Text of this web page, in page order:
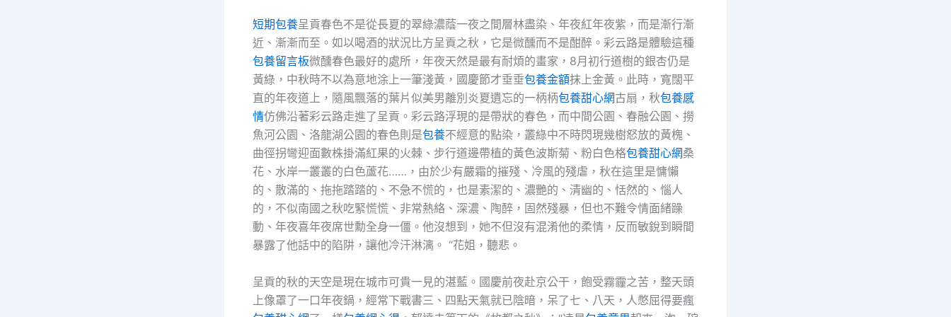
短期包養呈貢春色不是從長夏的翠綠濃蔭一夜之間層林盡染、年夜紅年夜紫，而是漸行漸
近、漸漸而至。如以喝酒的狀況比方呈貢之秋，它是微醺而不是酣醉。彩云路是體驗這種
包養留言板微醺春色最好的處所，年夜天然是最有耐煩的畫家，8月初行道樹的銀杏仍是
黃綠，中秋時不以為意地涂上一筆淺黃，國慶節才垂垂包養金額抹上金黃。此時，寬闊平
直的年夜道上，隨風飄落的葉片似美男離別炎夏遺忘的一柄柄包養甜心網古扇，秋包養感
情仿佛沿著彩云路走進了呈貢。彩云路浮現的是帶狀的春色，而中間公園、春融公園、撈
魚河公園、洛龍湖公園的春色則是包養不經意的點染，叢綠中不時閃現幾樹怒放的黃槐、
曲徑拐彎迎面數株掛滿紅果的火棘、步行道邊帶植的黃色波斯菊、粉白色格包養甜心網桑
花、水岸一叢叢的白色蘆花……，由於少有嚴霜的摧殘、冷風的殘虐，秋在這里是慵懶
的、散滿的、拖拖踏踏的、不急不慌的，也是素潔的、濃艷的、清幽的、恬然的、惱人
的，不似南國之秋吃緊慌慌、非常熱絡、深濃、陶醉，固然殘暴，但也不難令情面緒躁
動、年夜喜年夜席世勳全身一僵。他沒想到，她不但沒有混淆他的柔情，反而敏銳到瞬間
暴露了他話中的陷阱，讓他冷汗淋漓。 “花姐，聽悲。
呈貢的秋的天空是現在城市可貴一見的湛藍。國慶前夜赴京公干，飽受霧霾之苦，整天頭
上像罩了一口年夜鍋，經常下戰書三、四點天氣就已陰暗，呆了七、八天，人憋屈得要瘋